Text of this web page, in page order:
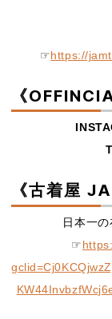
☞https://
《
《古着屋
日本一
☞